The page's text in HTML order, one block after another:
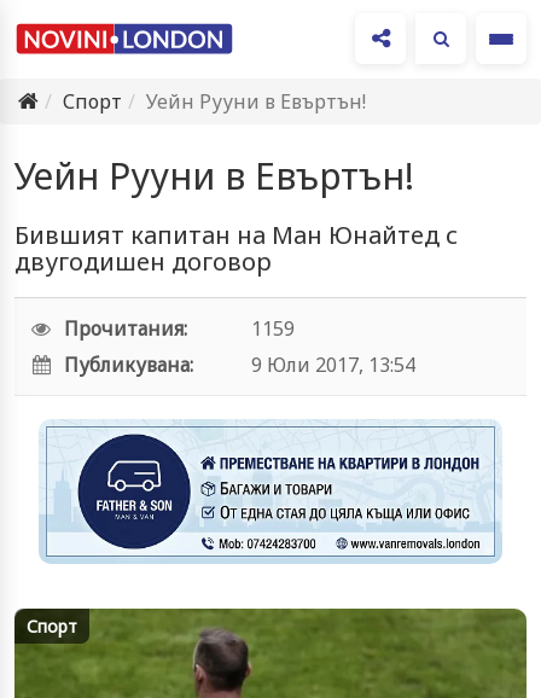
Спорт
Уейн Рууни в Евъртън!
Уейн Рууни в Евъртън!
Бившият капитан на Ман Юнайтед с
двугодишен договор
Прочитания:
1159
Публикувана:
9 Юли 2017, 13:54
Спорт